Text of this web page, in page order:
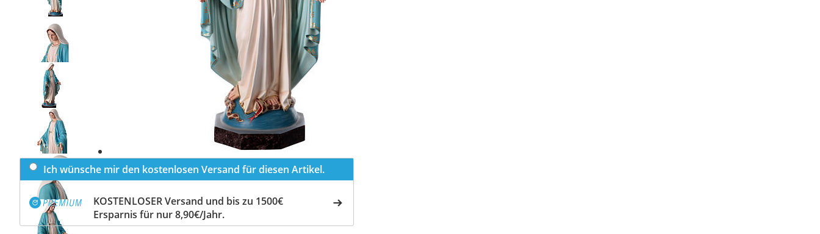
Previous
slide
Next
slide
Ich wünsche mir den kostenlosen Versand für diesen Artikel.
KOSTENLOSER Versand und bis zu 1500€
Ersparnis für nur 8,90€/Jahr.